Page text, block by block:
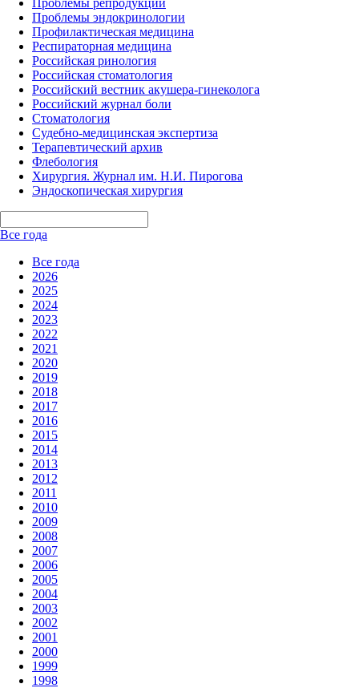
Проблемы репродукции
Проблемы эндокринологии
Профилактическая медицина
Респираторная медицина
Российская ринология
Российская стоматология
Российский вестник акушера-гинеколога
Российский журнал боли
Стоматология
Судебно-медицинская экспертиза
Терапевтический архив
Флебология
Хирургия. Журнал им. Н.И. Пирогова
Эндоскопическая хирургия
Все года
Все года
2026
2025
2024
2023
2022
2021
2020
2019
2018
2017
2016
2015
2014
2013
2012
2011
2010
2009
2008
2007
2006
2005
2004
2003
2002
2001
2000
1999
1998